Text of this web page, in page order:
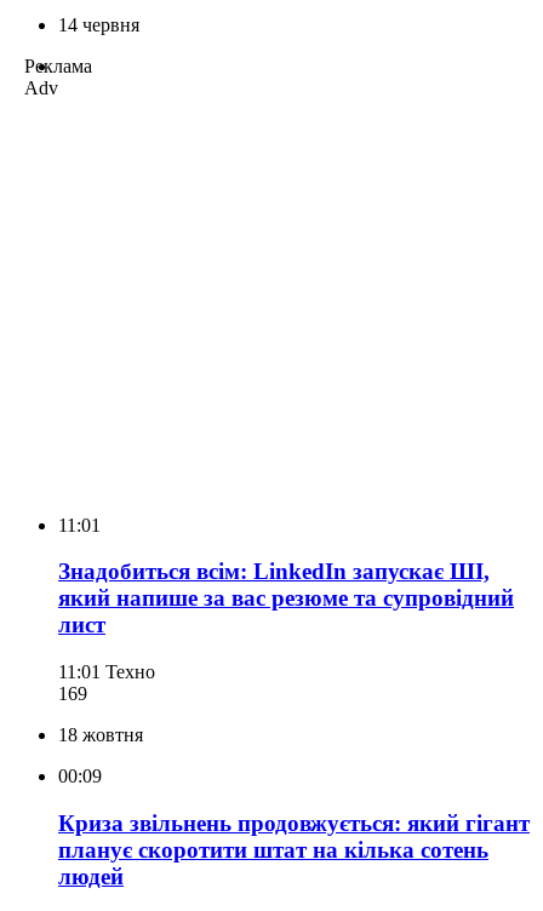
14 червня
Реклама
Adv
11:01
Знадобиться всім: LinkedIn запускає ШІ,
який напише за вас резюме та супровідний
лист
11:01 Техно
169
18 жовтня
00:09
Криза звільнень продовжується: який гігант
планує скоротити штат на кілька сотень
людей